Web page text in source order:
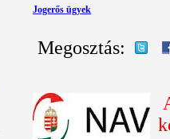
Jogerős ügyek
Megosztás: